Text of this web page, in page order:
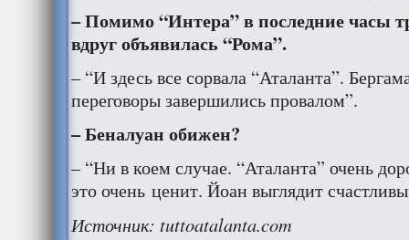
– Помимо “Интера” в последние часы
вдруг объявилась “Рома”.
– “И здесь все сорвала “Аталанта”.
переговоры завершились провалом”.
– Беналуан обижен?
– “Ни в коем случае. “Аталанта” очень
это очень ценит. Йоан выглядит
Источник: tuttoatalanta.com